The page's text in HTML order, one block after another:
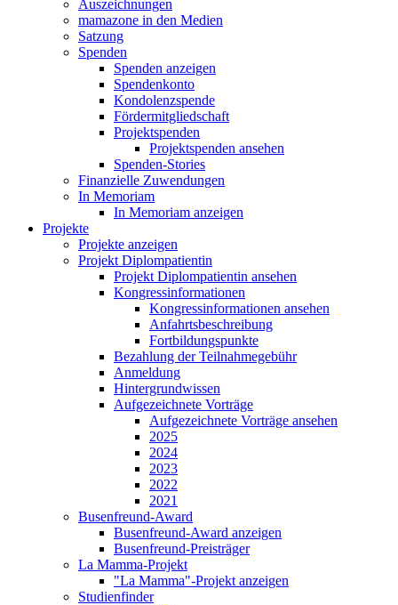
Auszeichnungen
mamazone in den Medien
Satzung
Spenden
Spenden anzeigen
Spendenkonto
Kondolenzspende
Fördermitgliedschaft
Projektspenden
Projektspenden ansehen
Spenden-Stories
Finanzielle Zuwendungen
In Memoriam
In Memoriam anzeigen
Projekte
Projekte anzeigen
Projekt Diplompatientin
Projekt Diplompatientin ansehen
Kongressinformationen
Kongressinformationen ansehen
Anfahrtsbeschreibung
Fortbildungspunkte
Bezahlung der Teilnahmegebühr
Anmeldung
Hintergrundwissen
Aufgezeichnete Vorträge
Aufgezeichnete Vorträge ansehen
2025
2024
2023
2022
2021
Busenfreund-Award
Busenfreund-Award anzeigen
Busenfreund-Preisträger
La Mamma-Projekt
"La Mamma"-Projekt anzeigen
Studienfinder